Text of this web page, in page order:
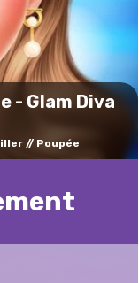
- Glam Diva
Poupée